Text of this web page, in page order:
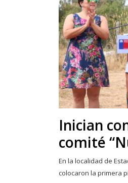
Inician
comité
En la localidad de
colocaron la primera